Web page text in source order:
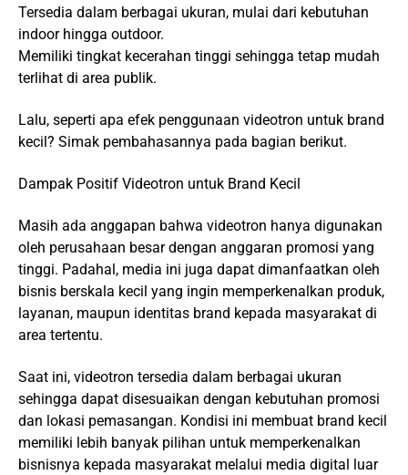
Tersedia dalam berbagai ukuran, mulai dari kebutuhan
indoor hingga outdoor.
Memiliki tingkat kecerahan tinggi sehingga tetap mudah
terlihat di area publik.
Lalu, seperti apa efek penggunaan videotron untuk brand
kecil? Simak pembahasannya pada bagian berikut.
Dampak Positif Videotron untuk Brand Kecil
Masih ada anggapan bahwa videotron hanya digunakan
oleh perusahaan besar dengan anggaran promosi yang
tinggi. Padahal, media ini juga dapat dimanfaatkan oleh
bisnis berskala kecil yang ingin memperkenalkan produk,
layanan, maupun identitas brand kepada masyarakat di
area tertentu.
Saat ini, videotron tersedia dalam berbagai ukuran
sehingga dapat disesuaikan dengan kebutuhan promosi
dan lokasi pemasangan. Kondisi ini membuat brand kecil
memiliki lebih banyak pilihan untuk memperkenalkan
bisnisnya kepada masyarakat melalui media digital luar